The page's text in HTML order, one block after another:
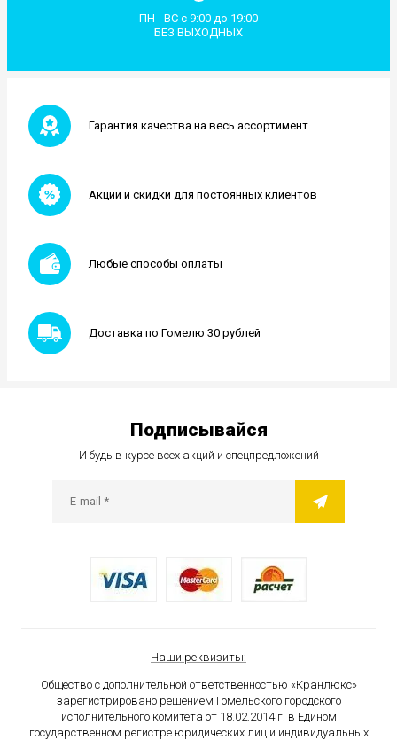
ПН - ВС с 9:00 до 19:00
БЕЗ ВЫХОДНЫХ
Гарантия качества на весь ассортимент
Акции и скидки для постоянных клиентов
Любые способы оплаты
Доставка по Гомелю 30 рублей
Наши реквизиты:
Общество с дополнительной ответственностью «Кранлюкс»
зарегистрировано решением Гомельского городского
исполнительного комитета от 18.02.2014 г. в Едином
государственном регистре юридических лиц и индивидуальных
Подписывайся
И будь в курсе всех акций и спецпредложений